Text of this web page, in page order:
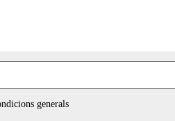
generals